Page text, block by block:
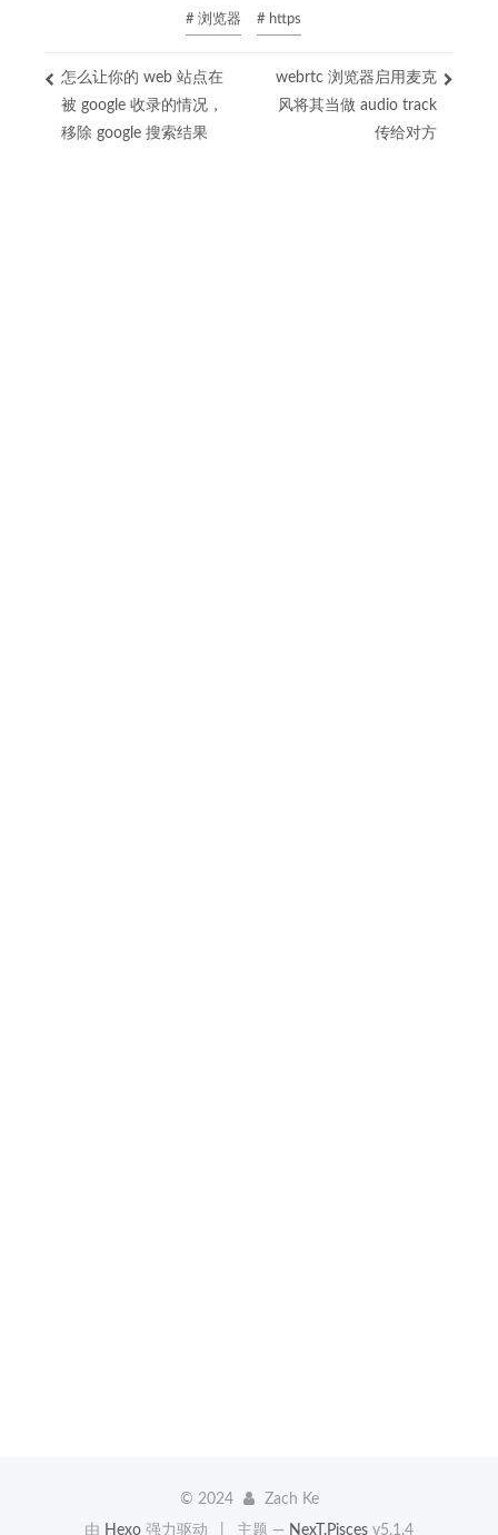
# 浏览器 # https
怎么让你的 web 站点在
被 google 收录的情况，
移除 google 搜索结果
webrtc 浏览器启用麦克
风将其当做 audio track
传给对方
© 2024
Zach Ke
由 Hexo 强力驱动 主题 — NexT.Pisces v5.1.4